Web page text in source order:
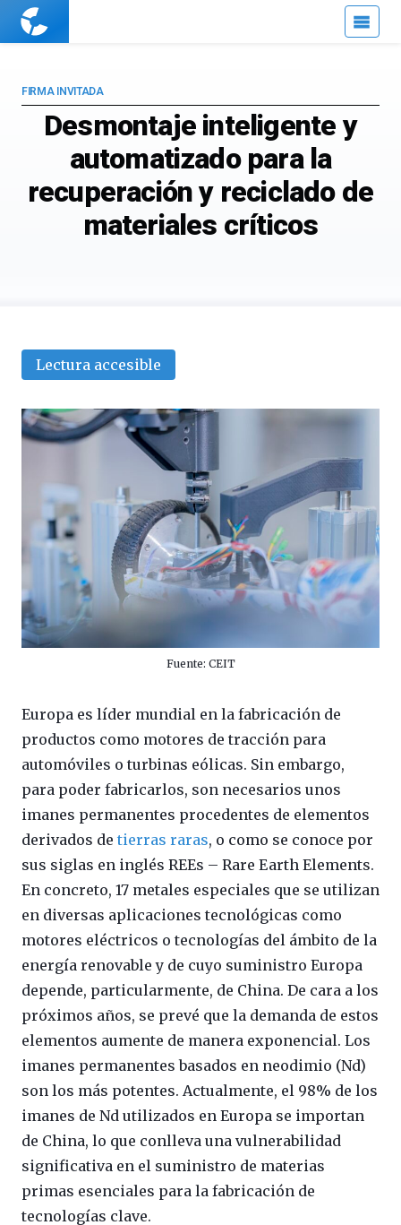
Cuaderno
Desmontaje inteligente y
automatizado para la
recuperación y reciclado de
materiales críticos
FIRMA INVITADA
Lectura accesible
Fuente: CEIT
Europa es líder mundial en la fabricación de
productos como motores de tracción para
automóviles o turbinas eólicas. Sin embargo,
para poder fabricarlos, son necesarios unos
imanes permanentes procedentes de elementos
derivados de tierras raras, o como se conoce por
sus siglas en inglés REEs – Rare Earth Elements.
En concreto, 17 metales especiales que se utilizan
en diversas aplicaciones tecnológicas como
motores eléctricos o tecnologías del ámbito de la
energía renovable y de cuyo suministro Europa
depende, particularmente, de China. De cara a los
próximos años, se prevé que la demanda de estos
elementos aumente de manera exponencial. Los
imanes permanentes basados en neodimio (Nd)
son los más potentes. Actualmente, el 98% de los
imanes de Nd utilizados en Europa se importan
de China, lo que conlleva una vulnerabilidad
significativa en el suministro de materias
primas esenciales para la fabricación de
tecnologías clave.